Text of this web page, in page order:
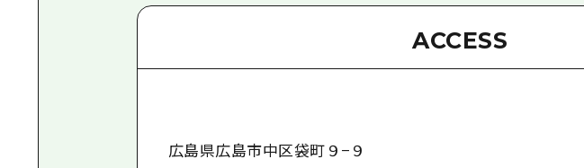
ACCESS
広島県広島市中区袋町９−９